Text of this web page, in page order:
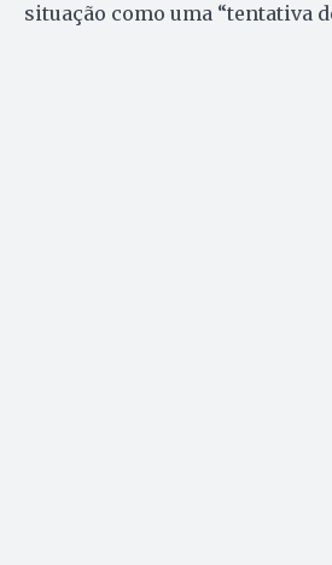
situação como uma “tentativa